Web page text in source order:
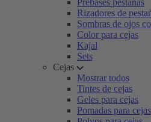
Prebases pestañas
Rizadores de
Sombras de ojos
Color para cejas
Kajal
Sets
Cejas
Mostrar todos
Tintes de cejas
Geles para cejas
Pomadas para cejas